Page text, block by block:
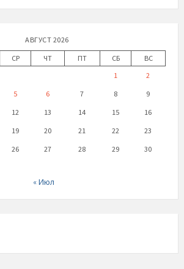
АВГУСТ 2026
СР ЧТ ПТ СБ
ВС
1
2
5 6 7 8
9
12 13 14 15
16
19 20 21 22
23
26 27 28 29
30
« Июл